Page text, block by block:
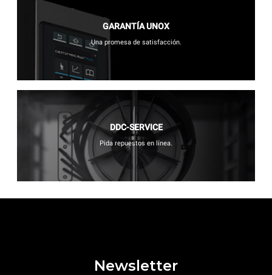
GARANTÍA UNOX
Una promesa de satisfacción.
DDC-SERVICE
Pida repuestos en línea.
Newsletter